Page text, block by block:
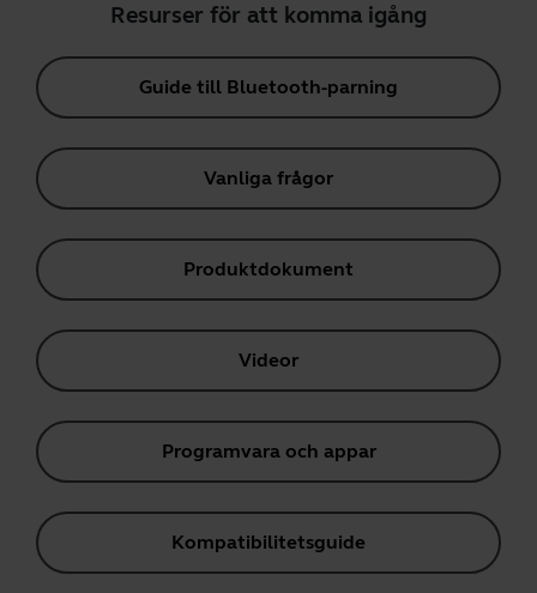
Resurser för att komma igång
Guide till Bluetooth-parning
Vanliga frågor
Produktdokument
Videor
Programvara och appar
Kompatibilitetsguide